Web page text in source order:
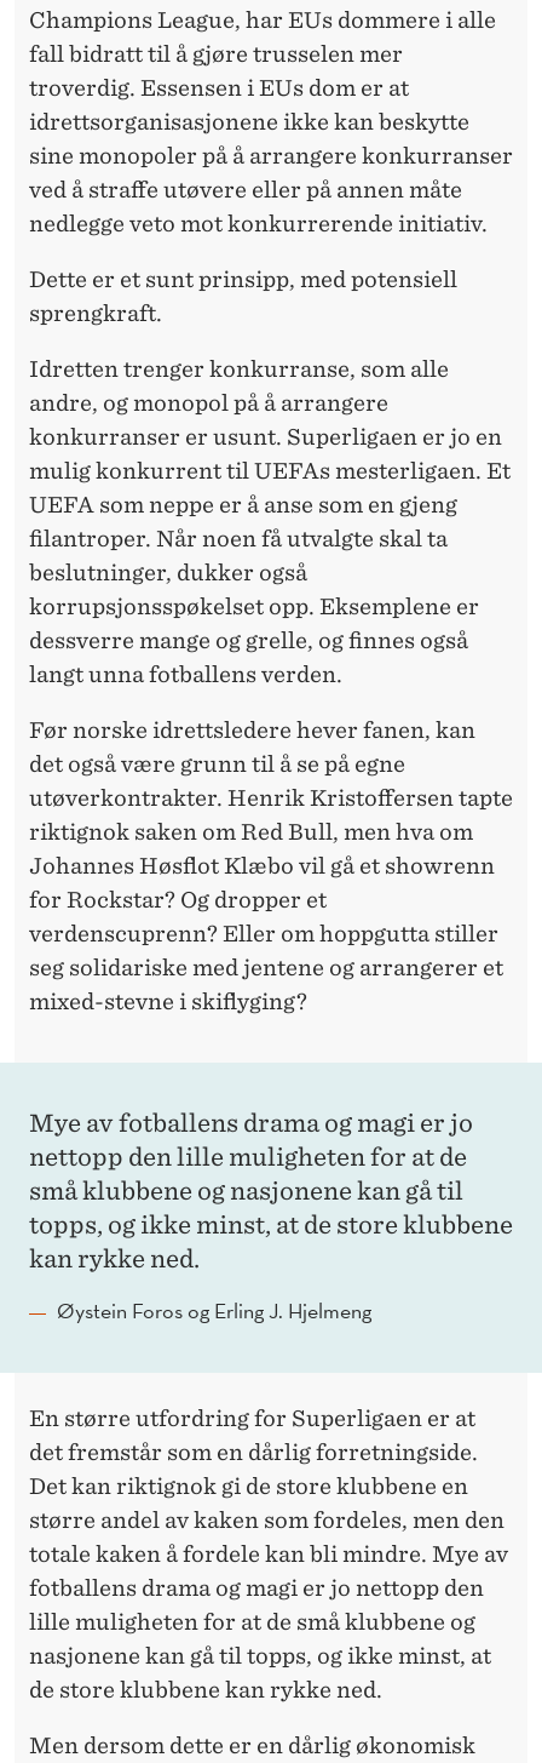
Champions League, har EUs dommere i alle
fall bidratt til å gjøre trusselen mer
troverdig. Essensen i EUs dom er at
idrettsorganisasjonene ikke kan beskytte
sine monopoler på å arrangere konkurranser
ved å straffe utøvere eller på annen måte
nedlegge veto mot konkurrerende initiativ.
Dette er et sunt prinsipp, med potensiell
sprengkraft.
Idretten trenger konkurranse, som alle
andre, og monopol på å arrangere
konkurranser er usunt. Superligaen er jo en
mulig konkurrent til UEFAs mesterligaen. Et
UEFA som neppe er å anse som en gjeng
filantroper. Når noen få utvalgte skal ta
beslutninger, dukker også
korrupsjonsspøkelset opp. Eksemplene er
dessverre mange og grelle, og finnes også
langt unna fotballens verden.
Før norske idrettsledere hever fanen, kan
det også være grunn til å se på egne
utøverkontrakter. Henrik Kristoffersen tapte
riktignok saken om Red Bull, men hva om
Johannes Høsflot Klæbo vil gå et showrenn
for Rockstar? Og dropper et
verdenscuprenn? Eller om hoppgutta stiller
seg solidariske med jentene og arrangerer et
mixed-stevne i skiflyging?
Mye av fotballens drama og magi er jo
nettopp den lille muligheten for at de
små klubbene og nasjonene kan gå til
topps, og ikke minst, at de store klubbene
kan rykke ned.
Øystein Foros og Erling J. Hjelmeng
En større utfordring for Superligaen er at
det fremstår som en dårlig forretningside.
Det kan riktignok gi de store klubbene en
større andel av kaken som fordeles, men den
totale kaken å fordele kan bli mindre. Mye av
fotballens drama og magi er jo nettopp den
lille muligheten for at de små klubbene og
nasjonene kan gå til topps, og ikke minst, at
de store klubbene kan rykke ned.
Men dersom dette er en dårlig økonomisk